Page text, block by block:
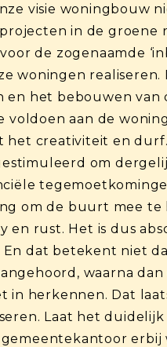
visie woningbouw
in de groene
de zogenaamde
woningen
het bebouwen van
voldoen aan de
het creativiteit en
om
om de buurt mee te
en rust. Het is dus
dat betekent niet
waarna
in herkennen. Dat
Laat het